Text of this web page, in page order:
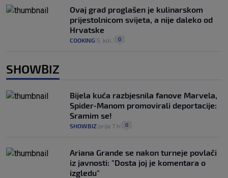
Ovaj grad proglašen je kulinarskom
prijestolnicom svijeta, a nije daleko od
Hrvatske
COOKING 5. kol. 0
SHOWBIZ
Bijela kuća razbjesnila fanove Marvela,
Spider-Manom promovirali deportacije:
Sramim se!
SHOWBIZ prije 7 h 0
Ariana Grande se nakon turneje povlači
iz javnosti: "Dosta joj je komentara o
izgledu"